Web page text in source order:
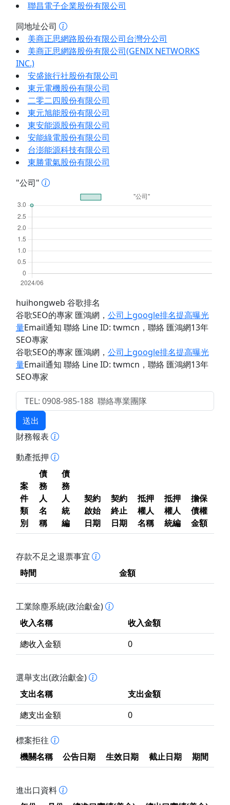
聯昌電子企業股份有限公司
同地址公司
美商正思網路股份有限公司台灣分公司
美商正思網路股份有限公司(GENIX NETWORKS
INC.)
安盛旅行社股份有限公司
東元電機股份有限公司
二零二四股份有限公司
東元旭能股份有限公司
東安能源股份有限公司
安能綠電股份有限公司
台澎能源科技有限公司
東勝電氣股份有限公司
"公司"
huihongweb 谷歌排名
谷歌SEO的專家 匯鴻網 ， 公司上google排名提高曝光
量Email通知 聯絡 Line ID: twmcn ，聯絡 匯鴻網13年
SEO專家
谷歌SEO的專家 匯鴻網 ， 公司上google排名提高曝光
量Email通知 聯絡 Line ID: twmcn ，聯絡 匯鴻網13年
SEO專家
送出
財務報表
動產抵押
案
件
類
別
債
務
人
名
稱
債
務
人
統
編
契約
啟始
日期
契約
終止
日期
抵押
權人
名稱
抵押
權人
統編
擔保
債權
金額
存款不足之退票事宜
時間
金額
工業除塵系統(政治獻金)
收入名稱
收入金額
總收入金額
0
選舉支出(政治獻金)
支出名稱
支出金額
總支出金額
0
標案拒往
機關名稱
公告日期 生效日期 截止日期 期間
進出口資料